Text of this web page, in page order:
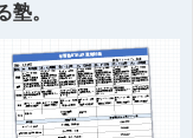
塾。